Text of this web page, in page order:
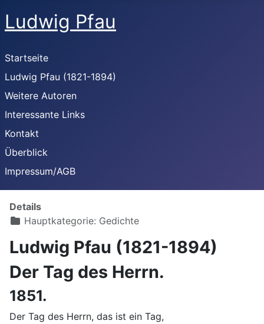
Ludwig Pfau
Startseite
Ludwig Pfau (1821-1894)
Weitere Autoren
Interessante Links
Kontakt
Überblick
Impressum/AGB
Details
Hauptkategorie: Gedichte
Ludwig Pfau (1821-1894)
Der Tag des Herrn.
1851.
Der Tag des Herrn, das ist ein Tag,